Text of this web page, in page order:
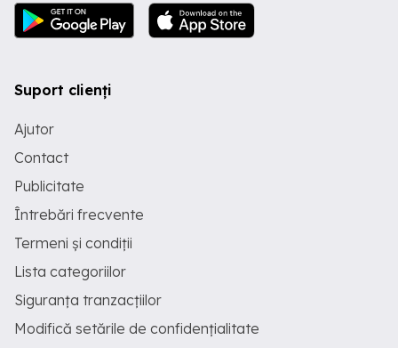
Suport clienți
Ajutor
Contact
Publicitate
Întrebări frecvente
Termeni și condiții
Lista categoriilor
Siguranța tranzacțiilor
Modifică setările de confidențialitate